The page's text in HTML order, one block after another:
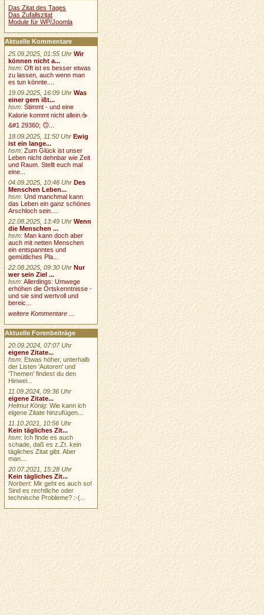
Das Zitat des Tages
Das Zufallszitat
Module für WP/Joomla
Aktuelle Kommentare
25.09.2025, 01:55 Uhr Wir
können nicht a...
hsm:Oft ist es besser etwas
zu lassen, auch wenn man
es tun könnte....
19.09.2025, 16:09 Uhr Was
einer gern ißt...
hsm:Stimmt - und eine
Kalorie kommt nicht allein.☕
&#1 29360; 🙃...
18.09.2025, 11:50 Uhr Ewig
ist ein lange...
hsm:Zum Glück ist unser
Leben nicht dehnbar wie Zeit
und Raum. Stellt euch mal
eine...
04.09.2025, 10:46 Uhr Des
Menschen Leben...
hsm:Und manchmal kann
das Leben ein ganz schönes
Arschloch sein....
22.08.2025, 13:49 Uhr Wenn
die Menschen ...
hsm:Man kann doch aber
auch mit netten Menschen
ein entspanntes und
gemütliches Pla...
22.08.2025, 09:30 Uhr Nur
wer sein Ziel ...
hsm:Allerdings: Umwege
erhöhen die Ortskenntnisse -
und sie sind wertvoll und
bereic...
weitere Kommentare ...
Aktuelle Forenbeiträge
20.09.2024, 07:07 Uhr
eigene Zitate...
hsm: Etwas höher, unterhalb
der Listen 'Autoren' und
'Themen' findest du den
Hinwei...
11.09.2024, 09:36 Uhr
eigene Zitate...
Helmut König: Wie kann ich
eigene Zitate hinzufügen...
11.10.2021, 10:56 Uhr
Kein tägliches Zit...
hsm: Ich finde es auch
schade, daß es z.Zt. kein
tägliches Zitat gibt. Aber
man...
20.07.2021, 15:28 Uhr
Kein tägliches Zit...
Norbert: Mir geht es auch so!
Sind es rechtliche oder
technische Probleme? :-(...